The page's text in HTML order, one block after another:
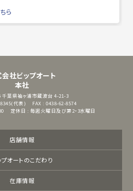
ら
社ビップオート
本社
千葉県袖ヶ浦市蔵波台 4-21-3
8345(代表)
FAX : 0438-62-8574
定休日 : 毎週火曜日及び第2・3水曜日
店舗情報
プオートのこだわり
在庫情報